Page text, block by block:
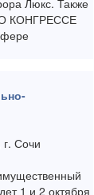
Люкс. Также
О КОНГРЕССЕ
Сочи
1 и 2 октября